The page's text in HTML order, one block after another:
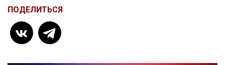
ПОДЕЛИТЬСЯ